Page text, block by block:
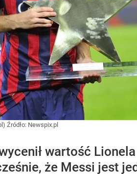
Źródło: Newspix.pl
wartość
że Messi jest